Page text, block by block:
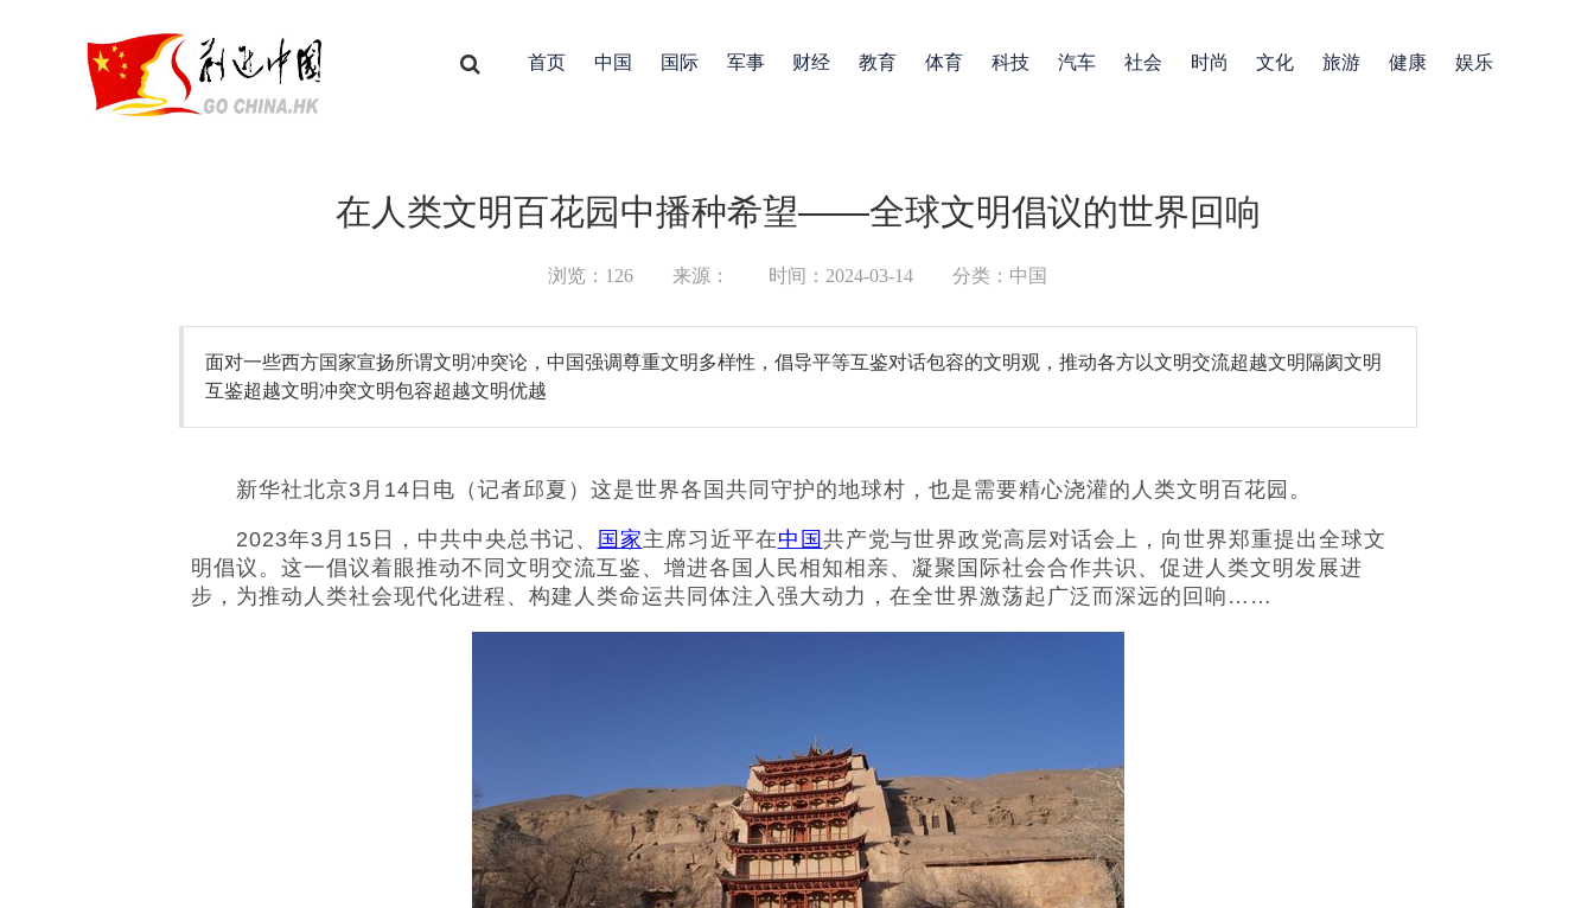
首页 中国 国际 军事 财经 教育 体育 科技 汽车 社会 时尚 文化 旅游 健康 娱乐
在人类文明百花园中播种希望——全球文明倡议的世界回响
浏览：126 来源： 时间：2024-03-14 分类：中国
面对一些西方国家宣扬所谓文明冲突论，中国强调尊重文明多样性，倡导平等互鉴对话包容的文明观，推动各方以文明交流超越文明隔阂文明
互鉴超越文明冲突文明包容超越文明优越
新华社北京3月14日电（记者邱夏）这是世界各国共同守护的地球村，也是需要精心浇灌的人类文明百花园。
2023年3月15日，中共中央总书记、 国家主席习近平在中国 共产党与世界政党高层对话会上，向世界郑重提出全球文
明倡议。这一倡议着眼推动不同文明交流互鉴、增进各国人民相知相亲、凝聚国际社会合作共识、促进人类文明发展进
步，为推动人类社会现代化进程、构建人类命运共同体注入强大动力，在全世界激荡起广泛而深远的回响……